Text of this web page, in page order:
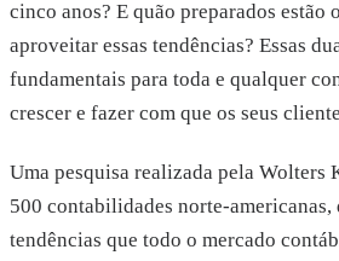
cinco anos? E quão preparados estão
aproveitar essas tendências? Essas
fundamentais para toda e qualquer
crescer e fazer com que os seus
Uma pesquisa realizada pela Wolters
500 contabilidades norte-
tendências que todo o mercado